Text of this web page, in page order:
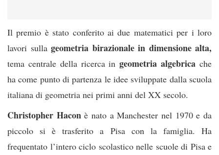
Il premio è stato conferito ai due matematici per i loro
lavori sulla geometria birazionale in dimensione alta,
tema centrale della ricerca in geometria algebrica che
ha come punto di partenza le idee sviluppate dalla scuola
italiana di geometria nei primi anni del XX secolo.
Christopher Haconè nato a Manchester nel 1970 e da
piccolo si è trasferito a Pisa con la famiglia. Ha
frequentato l’intero ciclo scolastico nelle scuole di Pisa e